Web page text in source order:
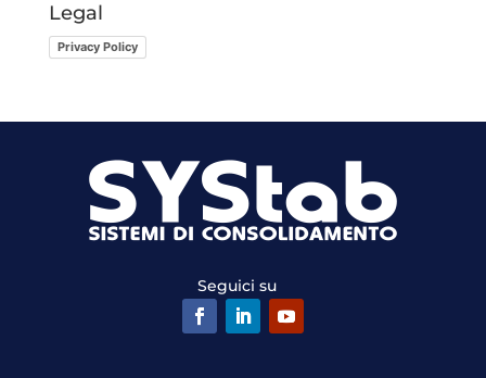
Legal
Privacy Policy
Seguici su